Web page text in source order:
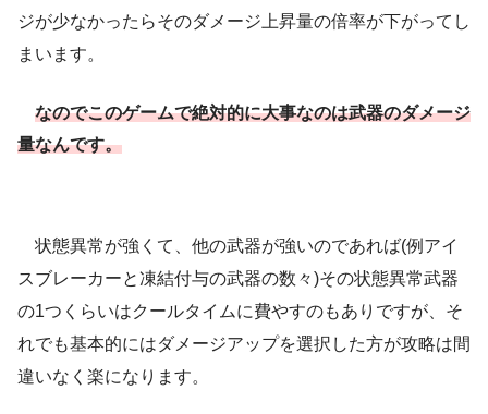
ジが少なかったらそのダメージ上昇量の倍率が下がってし
まいます。
なのでこのゲームで絶対的に大事なのは武器のダメージ
量なんです。
状態異常が強くて、他の武器が強いのであれば(例アイ
スブレーカーと凍結付与の武器の数々)その状態異常武器
の1つくらいはクールタイムに費やすのもありですが、そ
れでも基本的にはダメージアップを選択した方が攻略は間
違いなく楽になります。